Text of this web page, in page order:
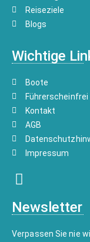
Reiseziele
Blogs
Wichtige
Boote
Führerscheinfrei
Kontakt
AGB
Impressum
Newsletter
Verpassen Sie nie